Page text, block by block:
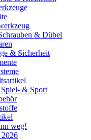
& Dübel
& Sicherheit
& Sport
weg!
2026